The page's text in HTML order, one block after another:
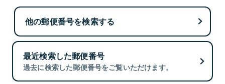
他の郵便番号を検索する
最近検索した郵便番号
過去に検索した郵便番号をご覧いただけます。